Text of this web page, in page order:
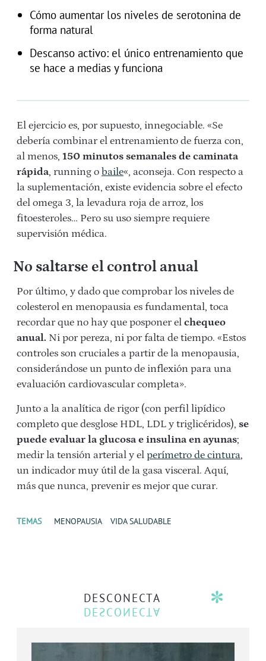
Cómo aumentar los niveles de serotonina de
forma natural
Descanso activo: el único entrenamiento que
se hace a medias y funciona
El ejercicio es, por supuesto, innegociable. «Se
debería combinar el entrenamiento de fuerza con,
al menos, 150 minutos semanales de caminata
rápida, running o baile«, aconseja. Con respecto a
la suplementación, existe evidencia sobre el efecto
del omega 3, la levadura roja de arroz, los
fitoesteroles… Pero su uso siempre requiere
supervisión médica.
No saltarse el control anual
Por último, y dado que comprobar los niveles de
colesterol en menopausia es fundamental, toca
recordar que no hay que posponer el chequeo
anual. Ni por pereza, ni por falta de tiempo. «Estos
controles son cruciales a partir de la menopausia,
considerándose un punto de inflexión para una
evaluación cardiovascular completa».
Junto a la analítica de rigor (con perfil lipídico
completo que desglose HDL, LDL y triglicéridos), se
puede evaluar la glucosa e insulina en ayunas;
medir la tensión arterial y el perímetro de cintura,
un indicador muy útil de la gasa visceral. Aquí,
más que nunca, prevenir es mejor que curar.
TEMAS MENOPAUSIA VIDA SALUDABLE
DESCONECTA